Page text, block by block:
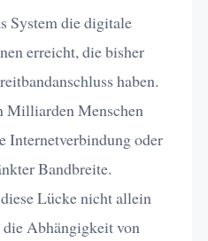
System die digitale
erreicht, die bisher
haben.
Milliarden Menschen
Internetverbindung oder
Bandbreite.
Lücke nicht allein
die Abhängigkeit von